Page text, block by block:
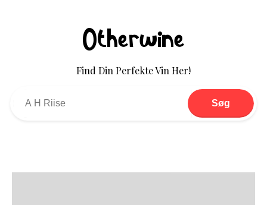
Otherwine
Find Din Perfekte Vin Her!
Søg